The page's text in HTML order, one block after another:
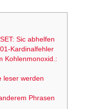
Sic abhelfen
Kardinalfehler
Kohlenmonoxid.:
leser werden
Phrasen